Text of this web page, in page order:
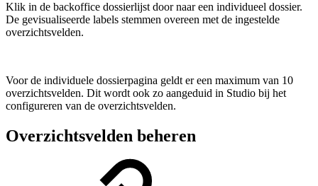
Klik in de backoffice dossierlijst door naar een individueel dossier.
De gevisualiseerde labels stemmen overeen met de ingestelde
overzichtsvelden.
Voor de individuele dossierpagina geldt er een maximum van 10
overzichtsvelden. Dit wordt ook zo aangeduid in Studio bij het
configureren van de overzichtsvelden.
Overzichtsvelden beheren